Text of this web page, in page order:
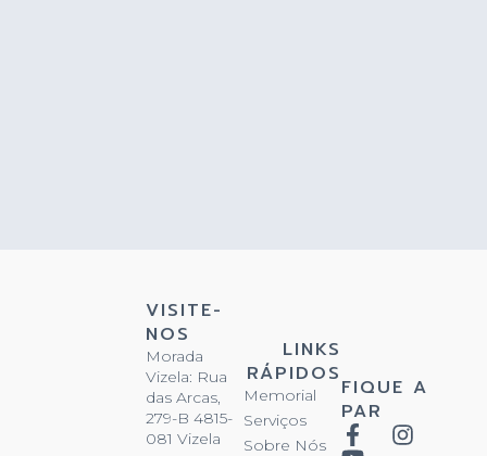
VISITE-
NOS
Morada
Vizela: Rua
das Arcas,
279-B 4815-
081 Vizela
LINKS
RÁPIDOS
Memorial
Serviços
Sobre Nós
FIQUE A
PAR